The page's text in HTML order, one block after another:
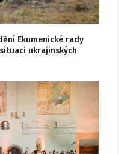
Ekumenické rady
ukrajinských